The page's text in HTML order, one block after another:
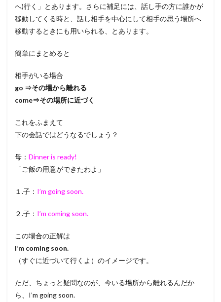
へ)行く」とあります。さらに補足には、話し手の方に誰かが
移動してくる時と、話し相手を中心にして相手の思う場所へ
移動するときにも用いられる、とあります。
簡単にまとめると
相手がいる場合
go ⇒その場から離れる
come⇒その場所に近づく
これをふまえて
下の会話ではどうなるでしょう？
母： Dinner is ready!
「ご飯の用意ができたわよ」
１.子： I’m going soon.
２.子： I’m coming soon.
この場合の正解は
I’m coming soon.
（すぐに近づいて行くよ）のイメージです。
ただ、ちょっと疑問なのが、今いる場所から離れるんだか
ら、I’m going soon.